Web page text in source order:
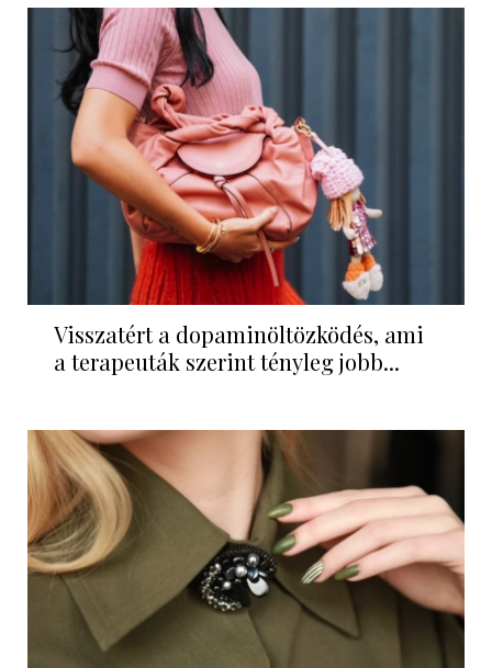
Visszatért a dopaminöltözködés, ami
a terapeuták szerint tényleg jobb...